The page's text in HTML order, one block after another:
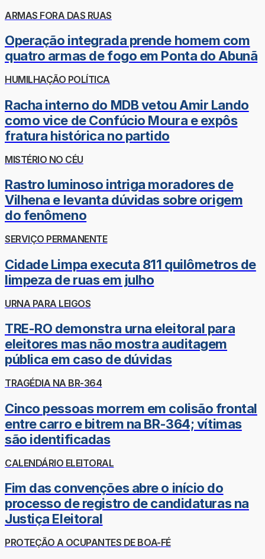
ARMAS FORA DAS RUAS
Operação integrada prende homem com
quatro armas de fogo em Ponta do Abunã
HUMILHAÇÃO POLÍTICA
Racha interno do MDB vetou Amir Lando
como vice de Confúcio Moura e expôs
fratura histórica no partido
MISTÉRIO NO CÉU
Rastro luminoso intriga moradores de
Vilhena e levanta dúvidas sobre origem
do fenômeno
SERVIÇO PERMANENTE
Cidade Limpa executa 811 quilômetros de
limpeza de ruas em julho
URNA PARA LEIGOS
TRE-RO demonstra urna eleitoral para
eleitores mas não mostra auditagem
pública em caso de dúvidas
TRAGÉDIA NA BR-364
Cinco pessoas morrem em colisão frontal
entre carro e bitrem na BR-364; vítimas
são identificadas
CALENDÁRIO ELEITORAL
Fim das convenções abre o início do
processo de registro de candidaturas na
Justiça Eleitoral
PROTEÇÃO A OCUPANTES DE BOA-FÉ